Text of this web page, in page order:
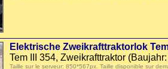
Elektrische Zweikrafttraktorlok
Tem III 354, Zweikrafttraktor
Taille sur le serveur: 850*567px. Taille disponible sur